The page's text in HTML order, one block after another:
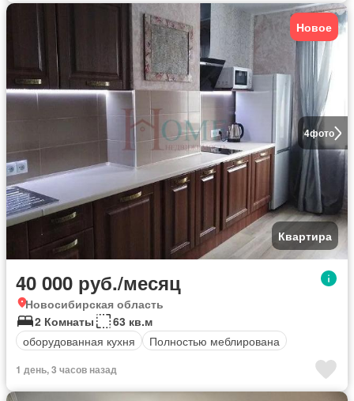
4фото
Новое
Квартира
40 000 руб./месяц
Новосибирская область
2 Комнаты
63 кв.м
оборудованная кухня
Полностью меблирована
1 день, 3 часов назад